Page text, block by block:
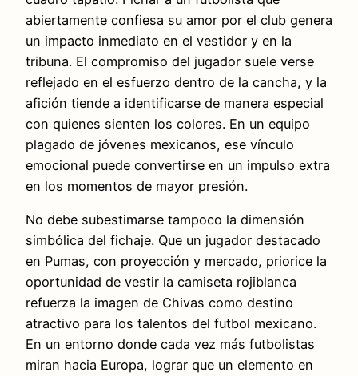
abiertamente confiesa su amor por el club genera
un impacto inmediato en el vestidor y en la
tribuna. El compromiso del jugador suele verse
reflejado en el esfuerzo dentro de la cancha, y la
afición tiende a identificarse de manera especial
con quienes sienten los colores. En un equipo
plagado de jóvenes mexicanos, ese vínculo
emocional puede convertirse en un impulso extra
en los momentos de mayor presión.
No debe subestimarse tampoco la dimensión
simbólica del fichaje. Que un jugador destacado
en Pumas, con proyección y mercado, priorice la
oportunidad de vestir la camiseta rojiblanca
refuerza la imagen de Chivas como destino
atractivo para los talentos del futbol mexicano.
En un entorno donde cada vez más futbolistas
miran hacia Europa, lograr que un elemento en